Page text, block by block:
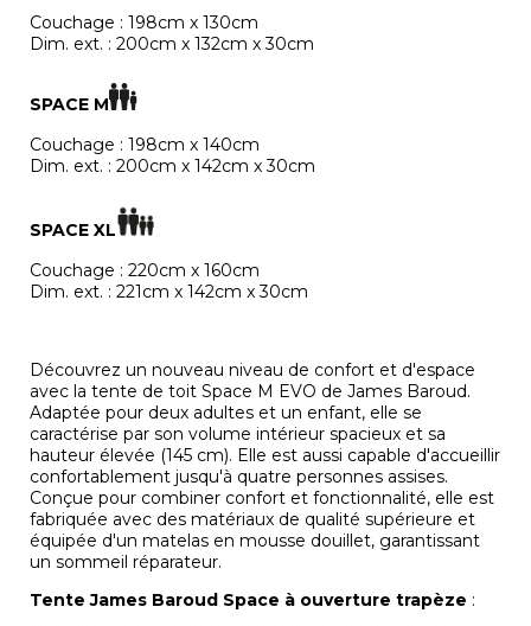
Couchage : 198cm x 130cm
Dim. ext. : 200cm x 132cm x 30cm
SPACE M
Couchage : 198cm x 140cm
Dim. ext. : 200cm x 142cm x 30cm
SPACE XL
Couchage : 220cm x 160cm
Dim. ext. : 221cm x 142cm x 30cm
Découvrez un nouveau niveau de confort et d'espace
avec la tente de toit Space M EVO de James Baroud.
Adaptée pour deux adultes et un enfant, elle se
caractérise par son volume intérieur spacieux et sa
hauteur élevée (145 cm). Elle est aussi capable d'accueillir
confortablement jusqu'à quatre personnes assises.
Conçue pour combiner confort et fonctionnalité, elle est
fabriquée avec des matériaux de qualité supérieure et
équipée d'un matelas en mousse douillet, garantissant
un sommeil réparateur.
Tente James Baroud Space à ouverture trapèze :